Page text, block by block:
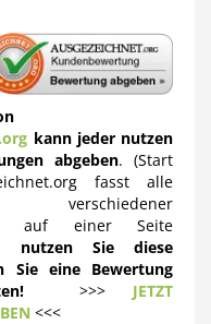
kann jeder nutzen
abgeben. (Start
fasst alle
verschiedener
auf einer Seite
nutzen Sie diese
Sie eine Bewertung
>>> JETZT
<<<